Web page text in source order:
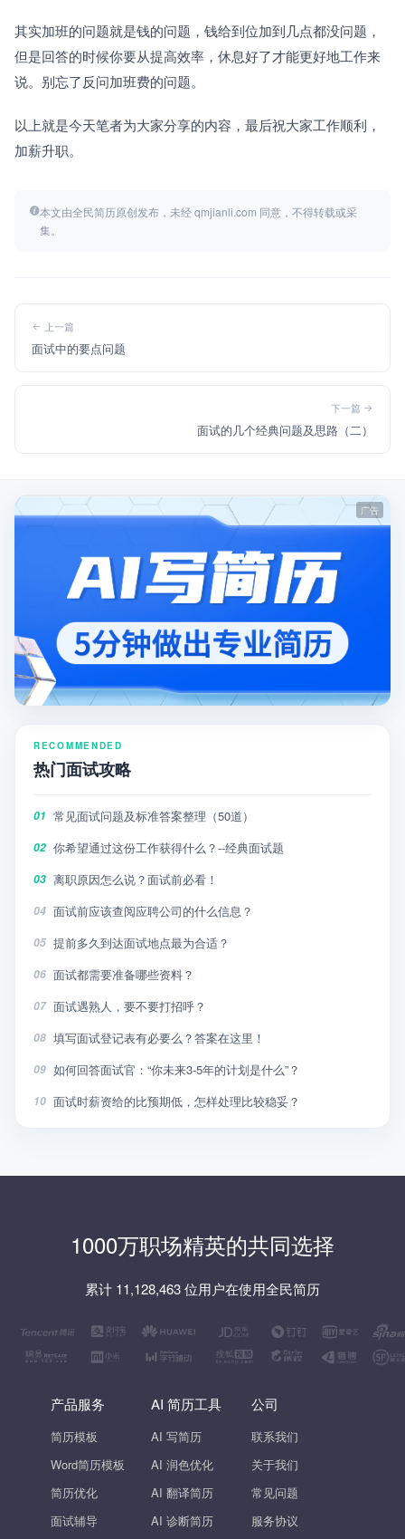
其实加班的问题就是钱的问题，钱给到位加到几点都没问题，
但是回答的时候你要从提高效率，休息好了才能更好地工作来
说。别忘了反问加班费的问题。
以上就是今天笔者为大家分享的内容，最后祝大家工作顺利，
加薪升职。
本文由全民简历原创发布，未经 qmjianli.com 同意，不得转载或采
集。
上一篇
面试中的要点问题
下一篇
面试的几个经典问题及思路（二）
RECOMMENDED
热门面试攻略
01 常见面试问题及标准答案整理（50道）
02 你希望通过这份工作获得什么？--经典面试题
03 离职原因怎么说？面试前必看！
04 面试前应该查阅应聘公司的什么信息？
05 提前多久到达面试地点最为合适？
06 面试都需要准备哪些资料？
07 面试遇熟人，要不要打招呼？
08 填写面试登记表有必要么？答案在这里！
09 如何回答面试官：“你未来3-5年的计划是什么”？
10 面试时薪资给的比预期低，怎样处理比较稳妥？
1000万职场精英的共同选择
累计 11,128,463 位用户在使用全民简历
产品服务
简历模板
Word简历模板
简历优化
面试辅导
AI 简历工具
AI 写简历
AI 润色优化
AI 翻译简历
AI 诊断简历
公司
联系我们
关于我们
常见问题
服务协议